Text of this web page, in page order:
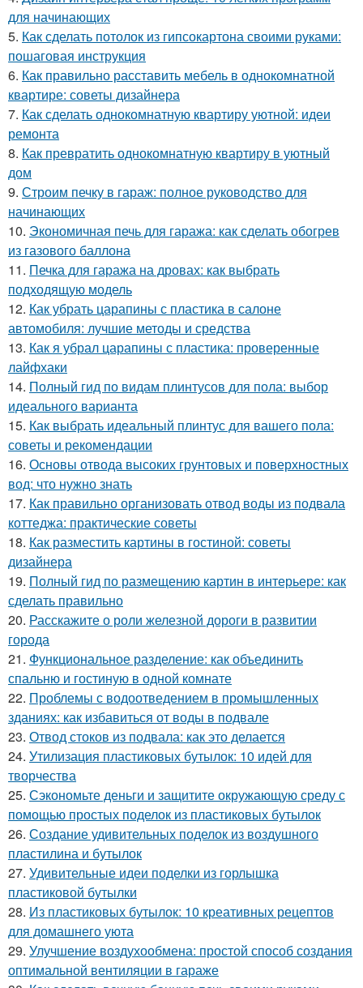
для начинающих
5. Как сделать потолок из гипсокартона своими руками:
пошаговая инструкция
6. Как правильно расставить мебель в однокомнатной
квартире: советы дизайнера
7. Как сделать однокомнатную квартиру уютной: идеи
ремонта
8. Как превратить однокомнатную квартиру в уютный
дом
9. Строим печку в гараж: полное руководство для
начинающих
10. Экономичная печь для гаража: как сделать обогрев
из газового баллона
11. Печка для гаража на дровах: как выбрать
подходящую модель
12. Как убрать царапины с пластика в салоне
автомобиля: лучшие методы и средства
13. Как я убрал царапины с пластика: проверенные
лайфхаки
14. Полный гид по видам плинтусов для пола: выбор
идеального варианта
15. Как выбрать идеальный плинтус для вашего пола:
советы и рекомендации
16. Основы отвода высоких грунтовых и поверхностных
вод: что нужно знать
17. Как правильно организовать отвод воды из подвала
коттеджа: практические советы
18. Как разместить картины в гостиной: советы
дизайнера
19. Полный гид по размещению картин в интерьере: как
сделать правильно
20. Расскажите о роли железной дороги в развитии
города
21. Функциональное разделение: как объединить
спальню и гостиную в одной комнате
22. Проблемы с водоотведением в промышленных
зданиях: как избавиться от воды в подвале
23. Отвод стоков из подвала: как это делается
24. Утилизация пластиковых бутылок: 10 идей для
творчества
25. Сэкономьте деньги и защитите окружающую среду с
помощью простых поделок из пластиковых бутылок
26. Создание удивительных поделок из воздушного
пластилина и бутылок
27. Удивительные идеи поделки из горлышка
пластиковой бутылки
28. Из пластиковых бутылок: 10 креативных рецептов
для домашнего уюта
29. Улучшение воздухообмена: простой способ создания
оптимальной вентиляции в гараже